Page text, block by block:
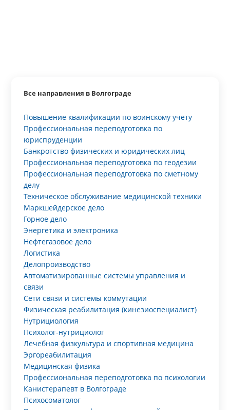
Все направления в Волгограде
Повышение квалификации по воинскому учету
Профессиональная переподготовка по
юриспруденции
Банкротство физических и юридических лиц
Профессиональная переподготовка по геодезии
Профессиональная переподготовка по сметному
делу
Техническое обслуживание медицинской техники
Маркшейдерское дело
Горное дело
Энергетика и электроника
Нефтегазовое дело
Логистика
Делопроизводство
Автоматизированные системы управления и
связи
Сети связи и системы коммутации
Физическая реабилитация (кинезиоспециалист)
Нутрициология
Психолог-нутрициолог
Лечебная физкультура и спортивная медицина
Эргореабилитация
Медицинская физика
Профессиональная переподготовка по психологии
Канистерапевт в Волгограде
Психосоматолог